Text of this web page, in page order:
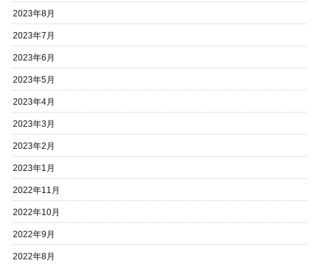
2023年8月
2023年7月
2023年6月
2023年5月
2023年4月
2023年3月
2023年2月
2023年1月
2022年11月
2022年10月
2022年9月
2022年8月